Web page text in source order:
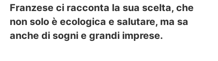
Franzese ci racconta la sua scelta, che
non solo è ecologica e salutare, ma sa
anche di sogni e grandi imprese.